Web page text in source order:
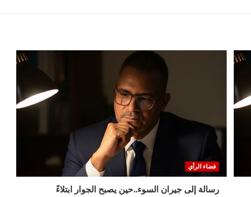
فضاء الرأي
رسالة إلى جيران السوء..حين يصبح الجوار ابتلاءً